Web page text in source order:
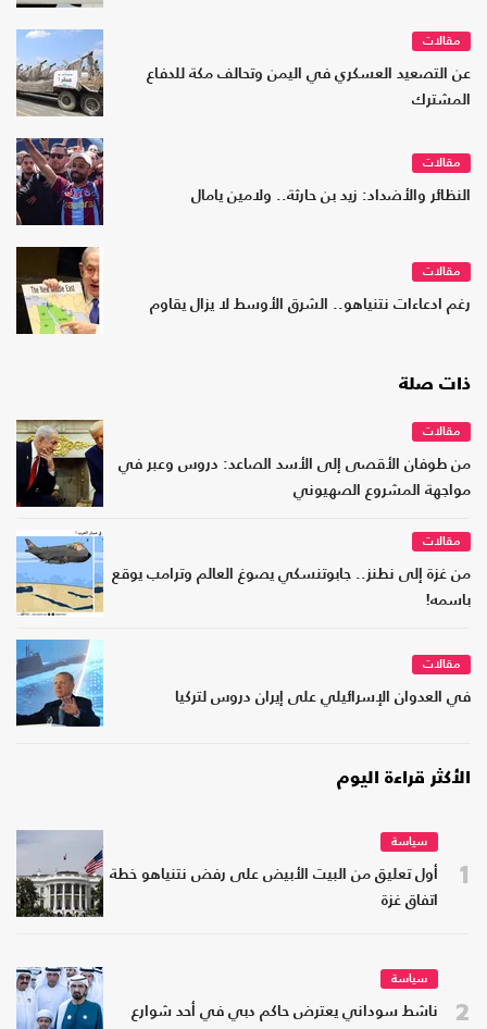
مقالات
عن التصعيد العسكري في اليمن وتحالف مكة للدفاع
المشترك
مقالات
النظائر والأضداد: زيد بن حارثة.. ولامين يامال
مقالات
رغم ادعاءات نتنياهو.. الشرق الأوسط لا يزال يقاوم
ذات صلة
مقالات
من طوفان الأقصى إلى الأسد الصاعد: دروس وعبر في
مواجهة المشروع الصهيوني
مقالات
من غزة إلى نطنز.. جابوتنسكي يصوغ العالم وترامب يوقع
باسمه!
مقالات
في العدوان الإسرائيلي على إيران دروس لتركيا
الأكثر قراءة اليوم
1
سياسة
أول تعليق من البيت الأبيض على رفض نتنياهو خطة
اتفاق غزة
2
سياسة
ناشط سوداني يعترض حاكم دبي في أحد شوارع